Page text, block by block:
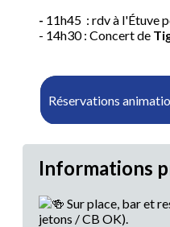
- 11h45 : rdv à l'Étuve
- 14h30 : Concert de
Réservations
Informations
Sur place, bar et
jetons / CB OK).